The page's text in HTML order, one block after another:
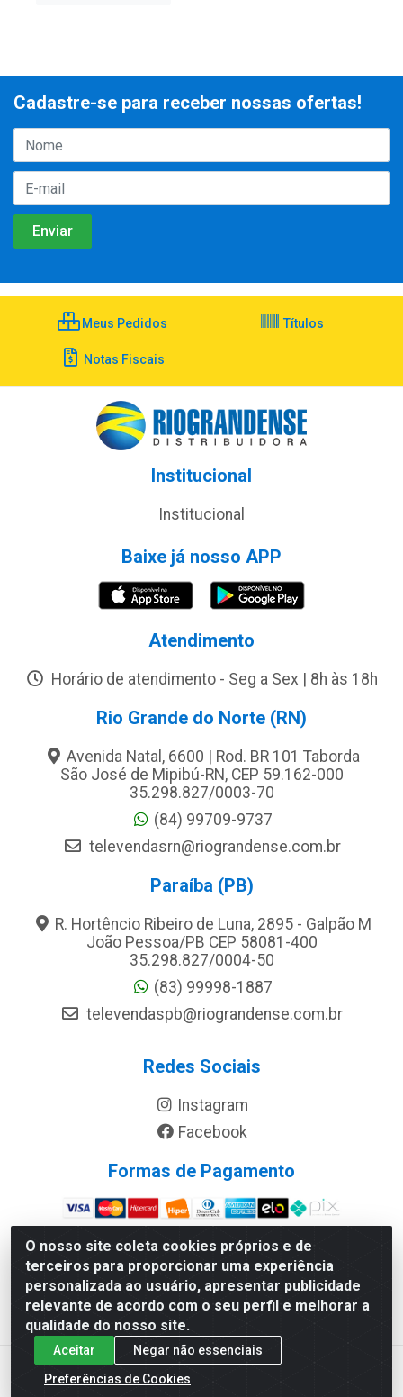
O nosso site coleta cookies próprios e de
terceiros para proporcionar uma experiência
personalizada ao usuário, apresentar publicidade
relevante de acordo com o seu perfil e melhorar a
qualidade do nosso site.
Aceitar
Negar não essenciais
Preferências de Cookies
Cadastre-se para receber nossas ofertas!
Meus Pedidos Títulos
Notas Fiscais
Institucional
Institucional
Baixe já nosso APP
Atendimento
Horário de atendimento - Seg a Sex | 8h às 18h
Rio Grande do Norte (RN)
Avenida Natal, 6600 | Rod. BR 101 Taborda
São José de Mipibú-RN, CEP 59.162-000
35.298.827/0003-70
(84) 99709-9737
televendasrn@riograndense.com.br
Paraíba (PB)
R. Hortêncio Ribeiro de Luna, 2895 - Galpão M
João Pessoa/PB CEP 58081-400
35.298.827/0004-50
(83) 99998-1887
televendaspb@riograndense.com.br
Redes Sociais
Instagram
Facebook
Formas de Pagamento
Site Seguro